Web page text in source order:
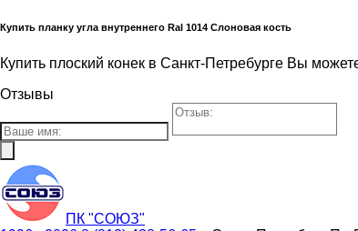
Купить планку угла внутреннего Ral 1014 Слоновая кость
Купить плоский конек в Санкт-Петребурге Вы
Отзывы
ПК "СОЮЗ"